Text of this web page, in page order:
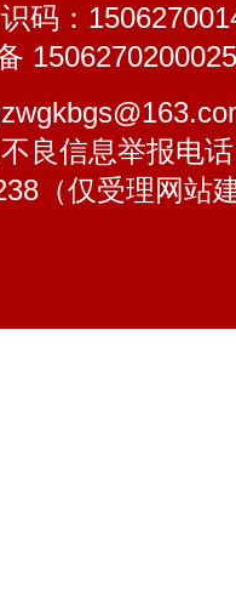
码：
良信息举报电
（仅受理网站